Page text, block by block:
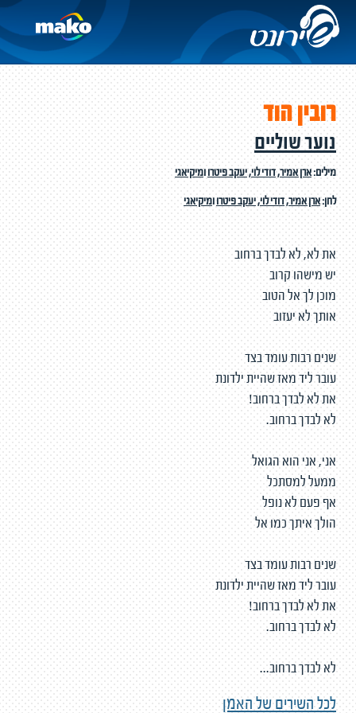
רובין הוד
נוער שוליים
מילים:ארן אמיר,דודי לוי,יעקב פיטרוומיקיאגי
לחן:ארן אמיר,דודי לוי,יעקב פיטרוומיקיאגי
את לא, לא לבדך ברחוב
יש מישהו קרוב
מוכן לך אל הטוב
אותך לא יעזוב
שנים רבות עומד בצד
עובר ליד מאז שהיית ילדונת
את לא לבדך ברחוב!
לא לבדך ברחוב.
אני, אני הוא הגואל
ממעל למסתכל
אף פעם לא נופל
הולך איתך כמו אל
שנים רבות עומד בצד
עובר ליד מאז שהיית ילדונת
את לא לבדך ברחוב!
לא לבדך ברחוב.
לא לבדך ברחוב...
לכל השירים של האמן